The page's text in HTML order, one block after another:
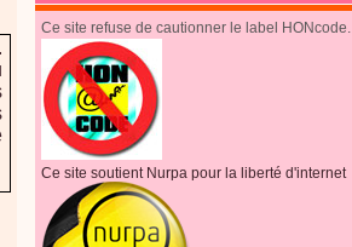
Ce site refuse de cautionner le label HONcode.
Ce site soutient Nurpa pour la liberté d'internet